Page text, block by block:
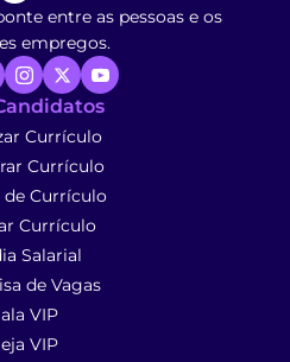
entre as pessoas e os
empregos.
Currículo
Currículo
de Currículo
Currículo
Salarial
de Vagas
VIP
VIP